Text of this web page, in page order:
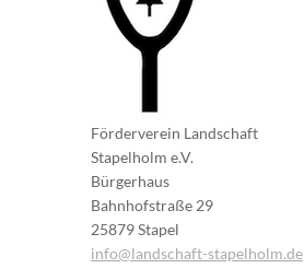
Förderverein Landschaft
Stapelholm e.V.
Bürgerhaus
Bahnhofstraße 29
25879 Stapel
info@landschaft-stapelholm.de